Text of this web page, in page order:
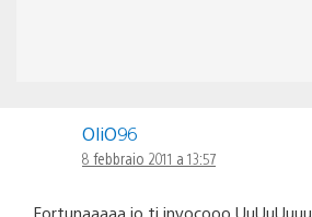
OliO96
8 febbraio 2011 a 13:57
Fortunaaaaa io ti invocooo UuUuUuuu